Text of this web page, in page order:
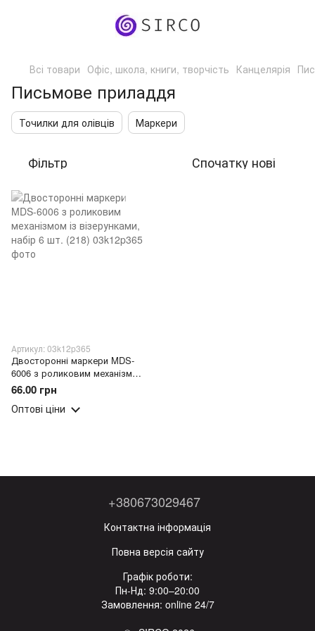
Всі товари Офіс, школа, книги, творчість Канцелярія
Письмове приладдя
Точилки для олівців Маркери
Фільтр Спочатку нові
Артикул: 03k12p365
Двосторонні маркери MDS-
6006 з роликовим механізмом
із візерунками, набір 6 шт.
(218)
66.00 грн
Оптові ціни
+380673029467
Контактна інформація
Повна версія сайту
Графік роботи:
Пн-Нд: 9:00–20:00
Замовлення: online 24/7